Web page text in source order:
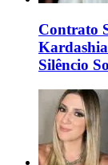
Contrato
Silêncio